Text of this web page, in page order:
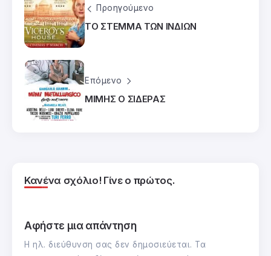
Προηγούμενο
ΤΟ ΣΤΕΜΜΑ ΤΩΝ ΙΝΔΙΩΝ
Επόμενο
ΜΙΜΗΣ Ο ΣΙΔΕΡΑΣ
Κανένα σχόλιο! Γίνε ο πρώτος.
Αφήστε μια απάντηση
Η ηλ. διεύθυνση σας δεν δημοσιεύεται. Τα